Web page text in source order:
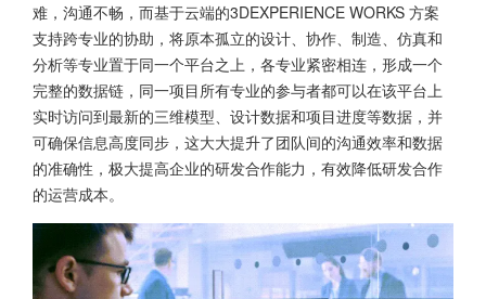
难，沟通不畅，而基于云端的3DEXPERIENCE WORKS 方案
支持跨专业的协助，将原本孤立的设计、协作、制造、仿真和
分析等专业置于同一个平台之上，各专业紧密相连，形成一个
完整的数据链，同一项目所有专业的参与者都可以在该平台上
实时访问到最新的三维模型、设计数据和项目进度等数据，并
可确保信息高度同步，这大大提升了团队间的沟通效率和数据
的准确性，极大提高企业的研发合作能力，有效降低研发合作
的运营成本。